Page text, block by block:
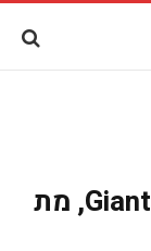
מייסד Giant Bicycles, King Liu, מת